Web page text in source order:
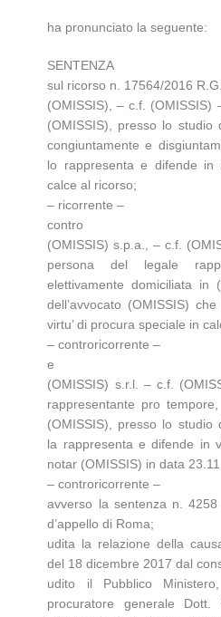
ha pronunciato la seguente:
SENTENZA
sul ricorso n. 17564/2016
(OMISSIS), – c.f. (OMISSIS)
(OMISSIS), presso lo studio
congiuntamente e
lo rappresenta e difende in
calce al ricorso;
– ricorrente –
contro
(OMISSIS) s.p.a., – c.f.
persona del legale
elettivamente domiciliata in
dell’avvocato (OMISSIS)
virtu’ di procura speciale in
– controricorrente –
e
(OMISSIS) s.r.l. – c.f.
rappresentante pro
(OMISSIS), presso lo studio
la rappresenta e difende in
notar (OMISSIS) in data
– controricorrente –
avverso la sentenza n.
d’appello di Roma;
udita la relazione della
del 18 dicembre 2017 dal
udito il Pubblico
procuratore generale